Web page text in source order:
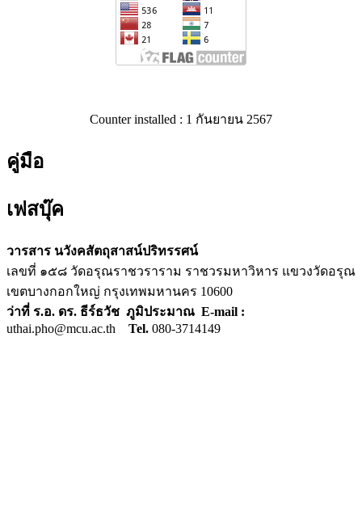
Counter installed : 1 กันยายน 2567
คู่มือ
เฟสบุ๊ค
วารสาร นวังคสัตถุสาสน์ปริทรรศน์
เลขที่ ๑๕๘ วัดอรุณราชวราราม ราชวรมหาวิหาร แขวงวัดอรุณ
เขตบางกอกใหญ่ กรุงเทพมหานคร 10600
ว่าที่ ร.อ. ดร. ธีร์ธวัช ภูมิประมาณ E-mail :
uthai.pho@mcu.ac.th Tel. 080-3714149